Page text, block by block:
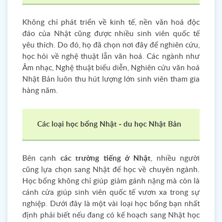
Không chỉ phát triển về kinh tế, nền văn hoá độc
đáo của Nhật cũng được nhiều sinh viên quốc tế
yêu thích. Do đó, họ đã chọn nơi đây để nghiên cứu,
học hỏi về nghệ thuật lẫn văn hoá. Các ngành như
Âm nhạc, Nghệ thuật biểu diễn, Nghiên cứu văn hoá
Nhật Bản luôn thu hút lượng lớn sinh viên tham gia
hàng năm.
Các loại học bổng Nhật - du học Nhật Bản
Bên cạnh các trường tiếng ở Nhật , nhiều người
cũng lựa chọn sang Nhật để học về chuyên ngành.
Học bổng không chỉ giúp giảm gánh nặng mà còn là
cánh cửa giúp sinh viên quốc tế vươn xa trong sự
nghiệp. Dưới đây là một vài loại học bổng bạn nhất
định phải biết nếu đang có kế hoạch sang Nhật học